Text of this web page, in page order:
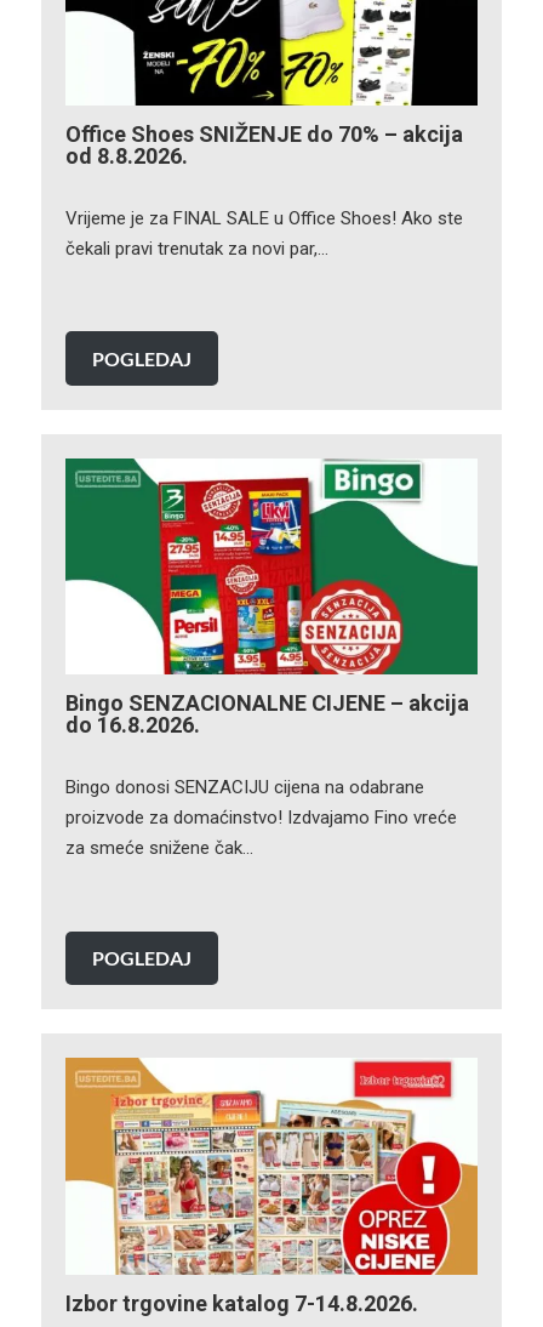
Office Shoes SNIŽENJE do 70% – akcija
od 8.8.2026.
Vrijeme je za FINAL SALE u Office Shoes! Ako ste
čekali pravi trenutak za novi par,…
POGLEDAJ
Bingo SENZACIONALNE CIJENE – akcija
do 16.8.2026.
Bingo donosi SENZACIJU cijena na odabrane
proizvode za domaćinstvo! Izdvajamo Fino vreće
za smeće snižene čak…
POGLEDAJ
Izbor trgovine katalog 7-14.8.2026.